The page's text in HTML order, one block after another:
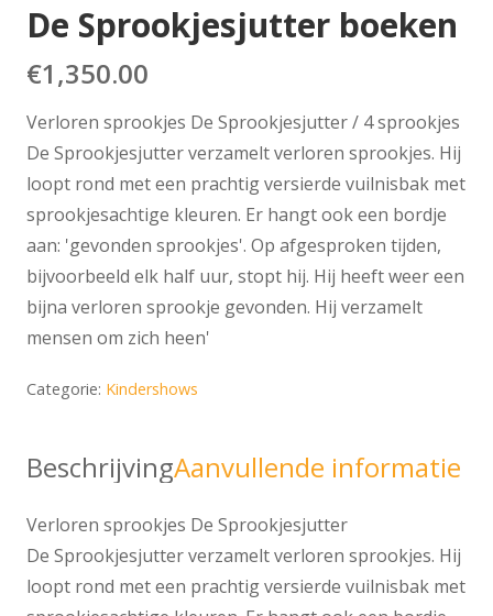
De Sprookjesjutter boeken
€1,350.00
Verloren sprookjes De Sprookjesjutter / 4 sprookjes
De Sprookjesjutter verzamelt verloren sprookjes. Hij
loopt rond met een prachtig versierde vuilnisbak met
sprookjesachtige kleuren. Er hangt ook een bordje
aan: 'gevonden sprookjes'. Op afgesproken tijden,
bijvoorbeeld elk half uur, stopt hij. Hij heeft weer een
bijna verloren sprookje gevonden. Hij verzamelt
mensen om zich heen'
Categorie: Kindershows
BeschrijvingAanvullende informatie
Verloren sprookjes De Sprookjesjutter
De Sprookjesjutter verzamelt verloren sprookjes. Hij
loopt rond met een prachtig versierde vuilnisbak met